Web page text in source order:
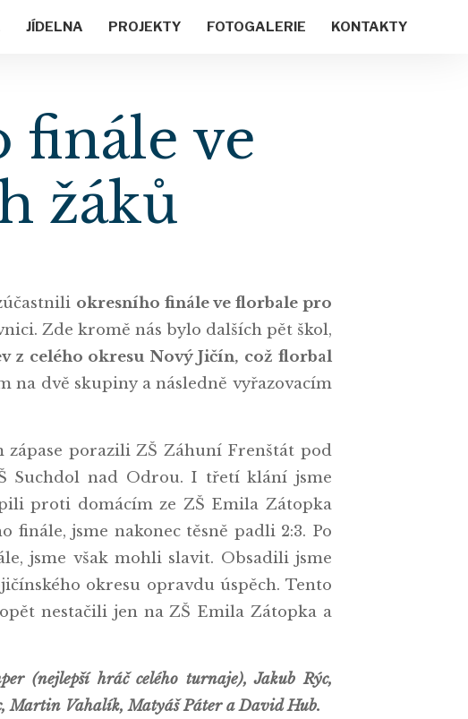
JÍDELNA PROJEKTY FOTOGALERIE KONTAKTY
finále ve
žáků
okresního finále ve florbale pro
Zde kromě nás bylo dalších pět škol,
z celého okresu Nový Jičín, což florbal
na dvě skupiny a následně vyřazovacím
porazili ZŠ Záhuní Frenštát pod
Suchdol nad Odrou. I třetí klání jsme
proti domácím ze ZŠ Emila Zátopka
finále, jsme nakonec těsně padli 2:3. Po
jsme však mohli slavit. Obsadili jsme
okresu opravdu úspěch. Tento
nestačili jen na ZŠ Emila Zátopka a
(nejlepší hráč celého turnaje), Jakub Rýc,
Martin Vahalík, Matyáš Páter a David Hub.